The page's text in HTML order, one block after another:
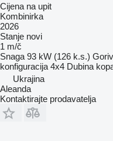
Cijena na upit
Kombinirka
2026
Stanje novi
1 m/č
Snaga 93 kW (126 k.s.)
konfiguracija 4x4 Dubina
Ukrajina
Aleanda
Kontaktirajte prodavatelja